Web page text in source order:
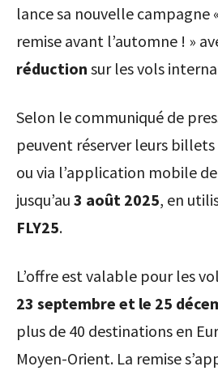
lance sa nouvelle campagne
remise avant l’automne ! »
réduction sur les vols
Selon le communiqué de
peuvent réserver leurs
ou via l’application mobile
jusqu’au 3 août 2025, en
FLY25.
L’offre est valable pour les
23 septembre et le 25
plus de 40 destinations en
Moyen-Orient. La remise